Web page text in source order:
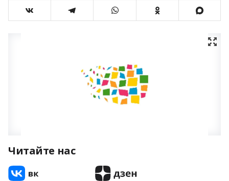
Читайте нас